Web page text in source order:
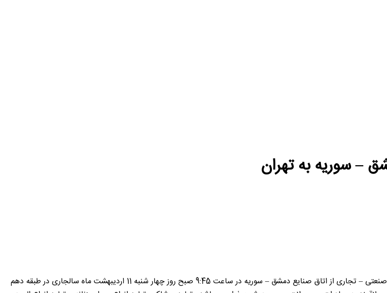
– سوریه به تهران
به اطلاع می رساند همایش فرصت های اقتصادی ایران وسوریه با حضور یک هیات صنعتی – تجاری از اتاق صنایع دمشق – سوریه در ساعت 9:45 صبح روز چهار شنبه 11 اردیبهشت ماه سالجاری در طبقه دهم